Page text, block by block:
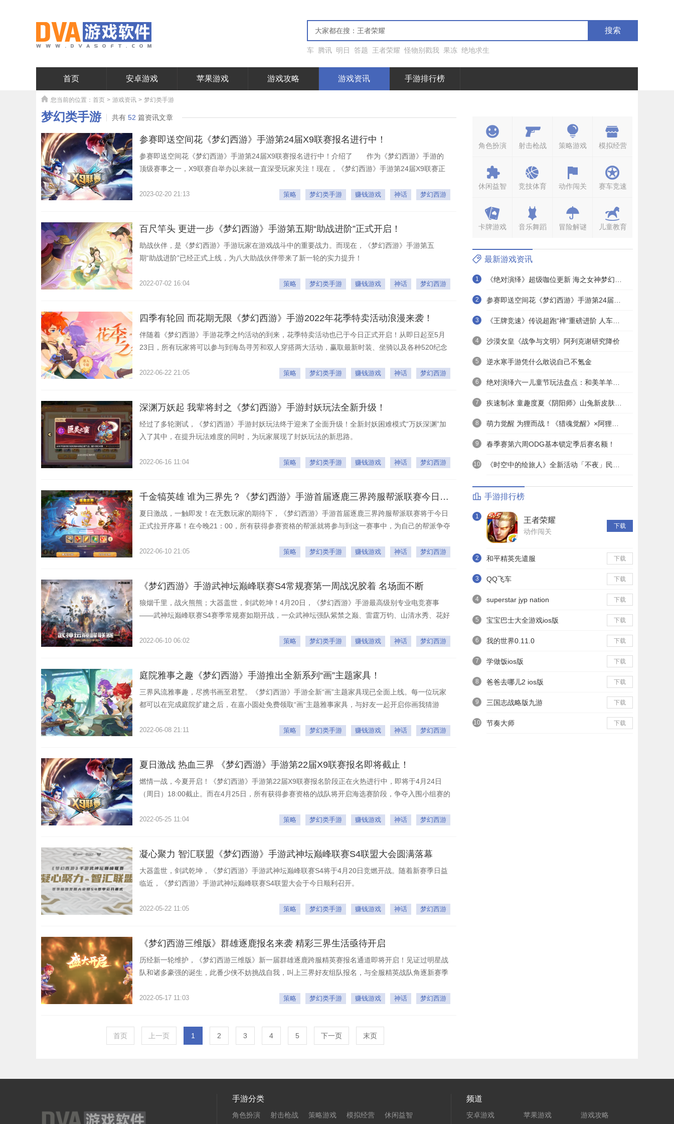
搜索
车 腾讯 明日 答题 王者荣耀 怪物别戳我 果冻 绝地求生
首页 安卓游戏 苹果游戏 游戏攻略 游戏资讯 手游排行榜
您当前的位置： 首页 > 游戏资讯 > 梦幻类手游
梦幻类手游 共有 52 篇资讯文章
参赛即送空间花《梦幻西游》手游第24届X9联赛报名进行中！
参赛即送空间花《梦幻西游》手游第24届X9联赛报名进行中！介绍了 作为《梦幻西游》手游的
顶级赛事之一，X9联赛自举办以来就一直深受玩家关注！现在，《梦幻西游》手游第24届X9联赛正
让你轻松找到心仪队友！更有诸多奖励不容错过，大家赶
2023-02-20 21:13 策略 梦幻类手游 赚钱游戏 神话 梦幻西游
百尺竿头 更进一步《梦幻西游》手游第五期“助战进阶”正式开启！
助战伙伴，是《梦幻西游》手游玩家在游戏战斗中的重要战力。而现在，《梦幻西游》手游第五
期“助战进阶”已经正式上线，为八大助战伙伴带来了新一轮的实力提升！
2022-07-02 16:04 策略 梦幻类手游 赚钱游戏 神话 梦幻西游
四季有轮回 而花期无限《梦幻西游》手游2022年花季特卖活动浪漫来袭！
伴随着《梦幻西游》手游花季之约活动的到来，花季特卖活动也已于今日正式开启！从即日起至5月
23日，所有玩家将可以参与到海岛寻芳和双人穿搭两大活动，赢取最新时装、坐骑以及各种520纪念
2022-06-22 21:05 策略 梦幻类手游 赚钱游戏 神话 梦幻西游
深渊万妖起 我辈将封之《梦幻西游》手游封妖玩法全新升级！
经过了多轮测试，《梦幻西游》手游封妖玩法终于迎来了全面升级！全新封妖困难模式“万妖深渊”加
入了其中，在提升玩法难度的同时，为玩家展现了封妖玩法的新思路。
2022-06-16 11:04 策略 梦幻类手游 赚钱游戏 神话 梦幻西游
千金犒英雄 谁为三界先？《梦幻西游》手游首届逐鹿三界跨服帮派联赛今日开启
夏日激战，一触即发！在无数玩家的期待下，《梦幻西游》手游首届逐鹿三界跨服帮派联赛将于今日
正式拉开序幕！在今晚21：00，所有获得参赛资格的帮派就将参与到这一赛事中，为自己的帮派争夺
2022-06-10 21:05 策略 梦幻类手游 赚钱游戏 神话 梦幻西游
《梦幻西游》手游武神坛巅峰联赛S4常规赛第一周战况胶着 名场面不断
狼烟千里，战火熊熊；大器盖世，剑武乾坤！4月20日，《梦幻西游》手游最高级别专业电竞赛事
——武神坛巅峰联赛S4赛季常规赛如期开战，一众武神坛强队紫禁之巅、雷霆万钧、山清水秀、花好
劲旅再度集结，在武神坛巅峰联赛S4的赛场上逐梦最高荣耀！
2022-06-10 06:02 策略 梦幻类手游 赚钱游戏 神话 梦幻西游
庭院雅事之趣《梦幻西游》手游推出全新系列“画”主题家具！
三界风流雅事趣，尽携书画至君墅。《梦幻西游》手游全新“画”主题家具现已全面上线。每一位玩家
都可以在完成庭院扩建之后，在嘉小圆处免费领取“画”主题雅事家具，与好友一起开启你画我猜游
2022-06-08 21:11 策略 梦幻类手游 赚钱游戏 神话 梦幻西游
夏日激战 热血三界 《梦幻西游》手游第22届X9联赛报名即将截止！
燃情一战，今夏开启！《梦幻西游》手游第22届X9联赛报名阶段正在火热进行中，即将于4月24日
（周日）18:00截止。而在4月25日，所有获得参赛资格的战队将开启海选赛阶段，争夺入围小组赛的
2022-05-25 11:04 策略 梦幻类手游 赚钱游戏 神话 梦幻西游
凝心聚力 智汇联盟《梦幻西游》手游武神坛巅峰联赛S4联盟大会圆满落幕
大器盖世，剑武乾坤，《梦幻西游》手游武神坛巅峰联赛S4将于4月20日竞燃开战。随着新赛季日益
临近，《梦幻西游》手游武神坛巅峰联赛S4联盟大会于今日顺利召开。
2022-05-22 11:05 策略 梦幻类手游 赚钱游戏 神话 梦幻西游
《梦幻西游三维版》群雄逐鹿报名来袭 精彩三界生活亟待开启
历经新一轮维护，《梦幻西游三维版》新一届群雄逐鹿跨服精英赛报名通道即将开启！见证过明星战
队和诸多豪强的诞生，此番少侠不妨挑战自我，叫上三界好友组队报名，与全服精英战队角逐新赛季
2022-05-17 11:03 策略 梦幻类手游 赚钱游戏 神话 梦幻西游
首页 上一页 1 2 3 4 5 下一页 末页
角色扮演 射击枪战 策略游戏 模拟经营
休闲益智 竞技体育 动作闯关 赛车竞速
卡牌游戏 音乐舞蹈 冒险解谜 儿童教育
最新游戏资讯
1
2
3
4 沙漠女皇《战争与文明》阿列克谢研究降价
5 逆水寒手游凭什么敢说自己不氪金
6
7
8
9 春季赛第六周ODG基本锁定季后赛名额！
10
手游排行榜
1 王者荣耀
动作闯关
下载
2 和平精英先遣服 下载
3 QQ飞车 下载
4 superstar jyp nation 下载
5 宝宝巴士大全游戏ios版 下载
6 我的世界0.11.0 下载
7 学做饭ios版 下载
8 爸爸去哪儿2 ios版 下载
9 三国志战略版九游 下载
10 节奏大师 下载
手游分类
角色扮演 射击枪战 策略游戏 模拟经营 休闲益智
频道
安卓游戏 苹果游戏 游戏攻略